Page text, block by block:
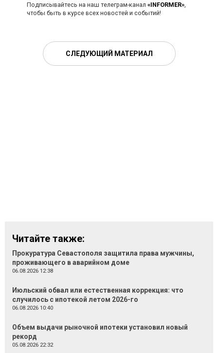
Подписывайтесь на наш телеграм-канал «INFORMER»,
чтобы быть в курсе всех новостей и событий!
СЛЕДУЮЩИЙ МАТЕРИАЛ
Читайте также:
Прокуратура Севастополя защитила права мужчины,
проживающего в аварийном доме
06.08.2026 12:38
Июльский обвал или естественная коррекция: что
случилось с ипотекой летом 2026-го
06.08.2026 10:40
Объем выдачи рыночной ипотеки установил новый
рекорд
05.08.2026 22:32